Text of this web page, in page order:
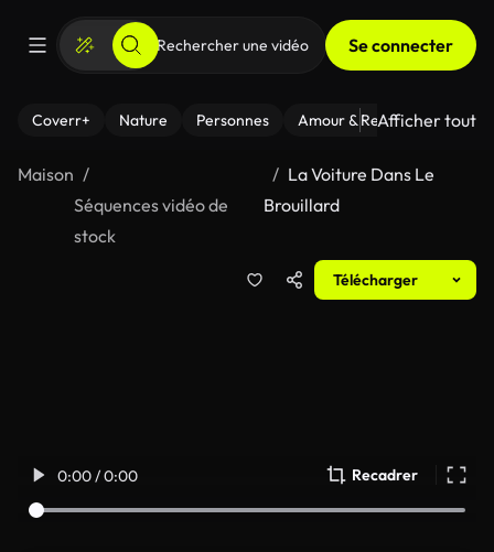
Se connecter
Coverr+ Nature Personnes Amour & Relations Le
Afficher tout
Maison
Séquences vidéo de
stock
La Voiture Dans Le
Brouillard
Télécharger
0:00 / 0:00 Recadrer